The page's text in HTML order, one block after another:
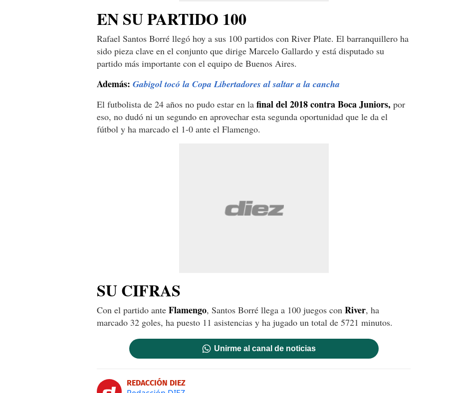
EN SU PARTIDO 100
Rafael Santos Borré llegó hoy a sus 100 partidos con River Plate. El barranquillero ha
sido pieza clave en el conjunto que dirige Marcelo Gallardo y está disputado su
partido más importante con el equipo de Buenos Aires.
Además: Gabigol tocó la Copa Libertadores al saltar a la cancha
El futbolista de 24 años no pudo estar en la final del 2018 contra Boca Juniors, por
eso, no dudó ni un segundo en aprovechar esta segunda oportunidad que le da el
fútbol y ha marcado el 1-0 ante el Flamengo.
SU CIFRAS
Con el partido ante Flamengo, Santos Borré llega a 100 juegos con River, ha
marcado 32 goles, ha puesto 11 asistencias y ha jugado un total de 5721 minutos.
Unirme al canal de noticias
REDACCIÓN DIEZ